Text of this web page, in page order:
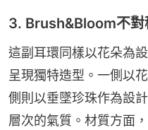
3. Brush&Bloom不對
這副耳環同樣以花朵為
呈現獨特造型。一側以
側則以垂墜珍珠作為設
層次的氣質。材質方面